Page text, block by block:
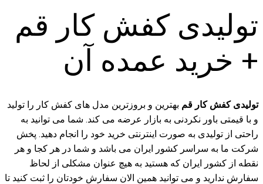
تولیدی کفش کار قم
+ خرید عمده آن
تولیدی کفش کار قم بهترین و بروزترین مدل های کفش کار را تولید
و با قیمتی باور نکردنی به بازار عرضه می کند. شما می توانید به
راحتی از تولیدی به صورت اینترنتی خرید خود را انجام دهید. پخش
شرکت ما به سراسر کشور ایران می باشد و شما در هر کجا و هر
نقطه از کشور ایران که هستید به هیچ عنوان مشکلی از لحاظ
سفارش ندارید و می توانید همین الان سفارش خودتان را ثبت کنید تا